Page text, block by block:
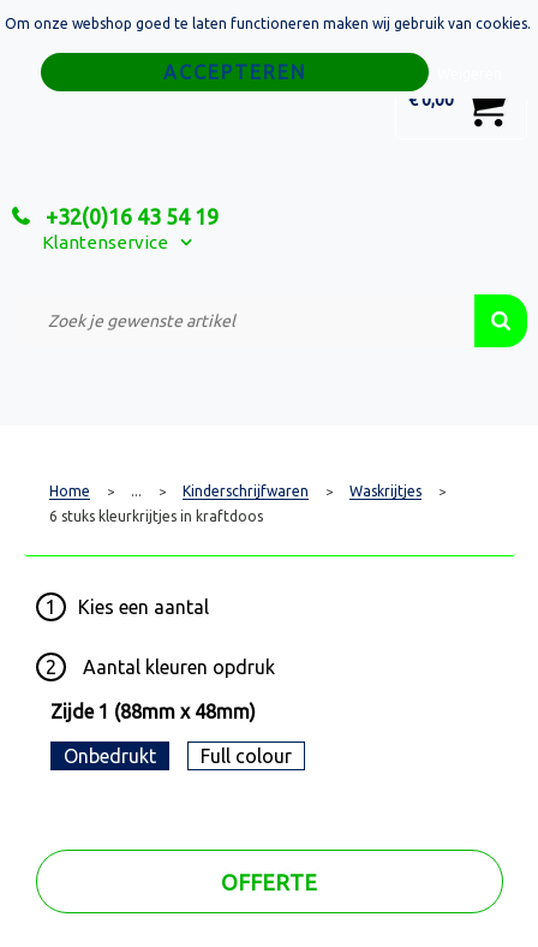
€ 0,00
+32(0)16 43 54 19
Klantenservice
Home
Relatiegeschenken
Custom Made Projecten
Home > ... > Kinderschrijfwaren > Waskrijtjes >
6 stuks kleurkrijtjes in kraftdoos
1 Kies een aantal
2 Aantal kleuren opdruk
Zijde 1 (88mm x 48mm)
Onbedrukt Full colour
OFFERTE
Om onze webshop goed te laten functioneren maken wij gebruik van cookies.